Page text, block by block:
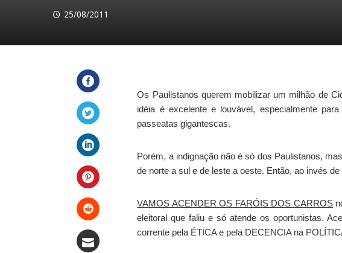
25/08/2011
Facebook
Twitter
LinkedIn
Pinterest
Stumbleupon
Os Paulistanos querem mobilizar um milhão de
idéia é excelente e louvável, especialmente
passeatas gigantescas.
Porém, a indignação não é só dos Paulistanos,
de norte a sul e de leste a oeste. Então, ao invés
VAMOS ACENDER OS FARÓIS DOS CARROS
eleitoral que faliu e só atende os oportunistas.
corrente pela ÉTICA e pela DECENCIAna